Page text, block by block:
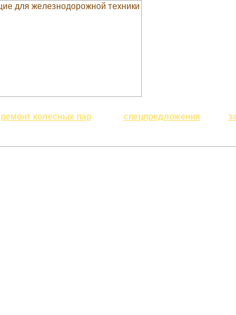
ремонт колесных пар спецпредложения